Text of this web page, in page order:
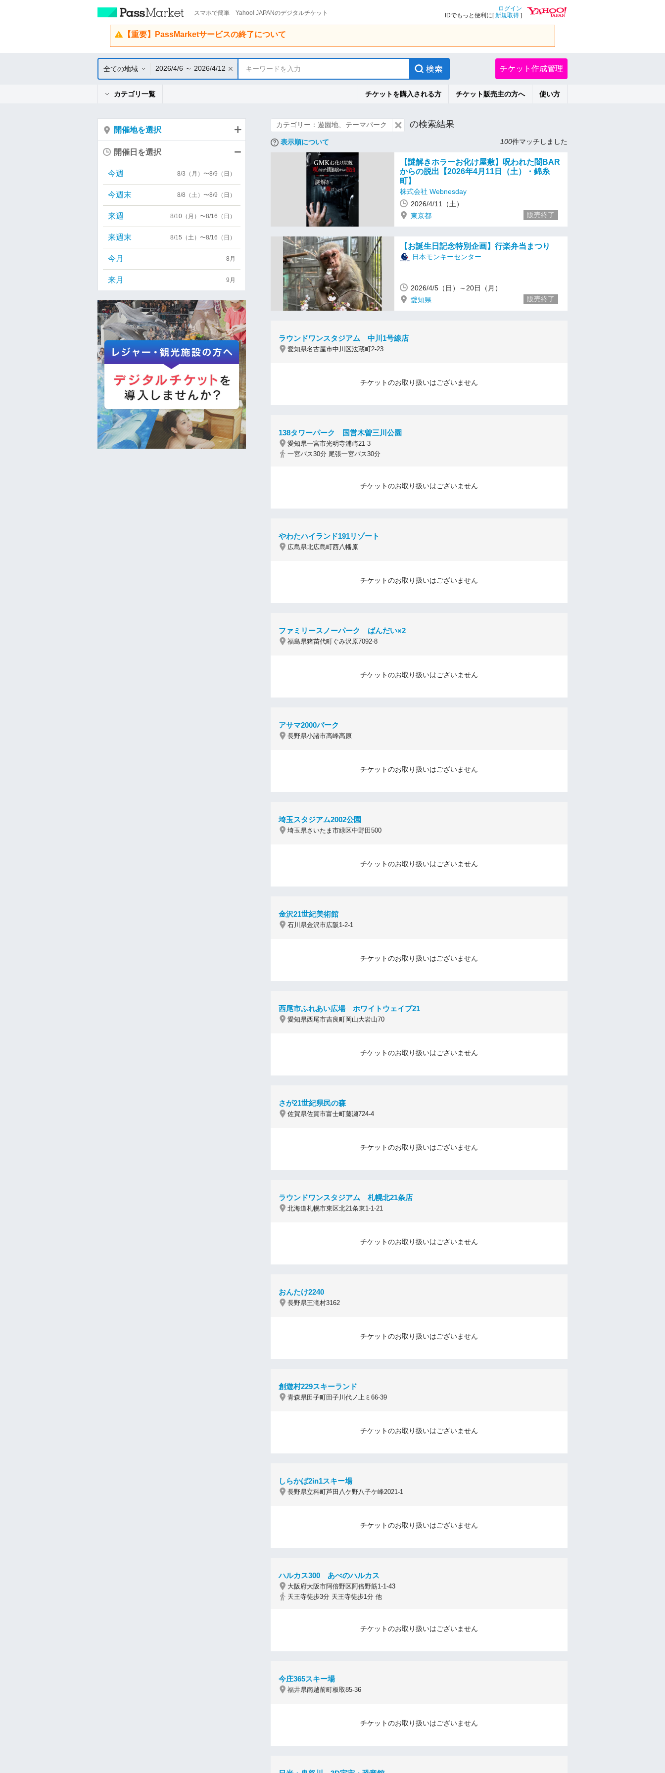
スマホで簡単 Yahoo! JAPANのデジタルチケット
ログイン
IDでもっと便利に[新規取得 ]
【重要】PassMarketサービスの終了について
全ての地域 2026/4/6 ～ 2026/4/12 キーワードを入力 チケット作成管理
カテゴリ一覧 チケットを購入される方 チケット販売主の方へ 使い方
カテゴリー：遊園地、テーマパーク の検索結果
表示順について 100件マッチしました
【謎解きホラーお化け屋敷】呪われた闇BAR
からの脱出【2026年4月11日（土）・錦糸
町】
株式会社 Webnesday
2026/4/11（土）
東京都
販売終了
【お誕生日記念特別企画】行楽弁当まつり
日本モンキーセンター
2026/4/5（日）～20日（月）
愛知県
販売終了
ラウンドワンスタジアム 中川1号線店
愛知県名古屋市中川区法蔵町2-23
チケットのお取り扱いはございません
138タワーパーク 国営木曽三川公園
愛知県一宮市光明寺浦崎21-3
一宮バス30分 尾張一宮バス30分
チケットのお取り扱いはございません
やわたハイランド191リゾート
広島県北広島町西八幡原
チケットのお取り扱いはございません
ファミリースノーパーク ばんだい×2
福島県猪苗代町ぐみ沢原7092-8
チケットのお取り扱いはございません
アサマ2000パーク
長野県小諸市高峰高原
チケットのお取り扱いはございません
埼玉スタジアム2002公園
埼玉県さいたま市緑区中野田500
チケットのお取り扱いはございません
金沢21世紀美術館
石川県金沢市広阪1-2-1
チケットのお取り扱いはございません
西尾市ふれあい広場 ホワイトウェイブ21
愛知県西尾市吉良町岡山大岩山70
チケットのお取り扱いはございません
さが21世紀県民の森
佐賀県佐賀市富士町藤瀬724-4
チケットのお取り扱いはございません
ラウンドワンスタジアム 札幌北21条店
北海道札幌市東区北21条東1-1-21
チケットのお取り扱いはございません
おんたけ2240
長野県王滝村3162
チケットのお取り扱いはございません
創遊村229スキーランド
青森県田子町田子川代ノ上ミ66-39
チケットのお取り扱いはございません
しらかば2in1スキー場
長野県立科町芦田八ケ野八子ケ峰2021-1
チケットのお取り扱いはございません
ハルカス300 あべのハルカス
大阪府大阪市阿倍野区阿倍野筋1-1-43
天王寺徒歩3分 天王寺徒歩1分 他
チケットのお取り扱いはございません
今庄365スキー場
福井県南越前町板取85-36
チケットのお取り扱いはございません
開催地を選択
開催日を選択
今週 8/3（月）〜8/9（日）
今週末 8/8（土）〜8/9（日）
来週 8/10（月）〜8/16（日）
来週末 8/15（土）〜8/16（日）
今月 8月
来月 9月